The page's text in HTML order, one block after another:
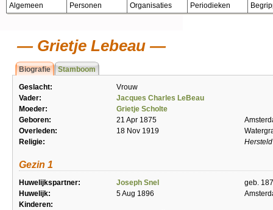
Algemeen Personen Organisaties Periodieken
Grietje Lebeau
Biografie Stamboom
Geslacht:
Vrouw
Vader:
Jacques Charles LeBeau
Moeder:
Grietje Scholte
Geboren:
21 Apr 1875
Overleden:
18 Nov 1919
Religie:
Gezin 1
Huwelijkspartner: Joseph Snel
geb.
Huwelijk:
5 Aug 1896
Kinderen: